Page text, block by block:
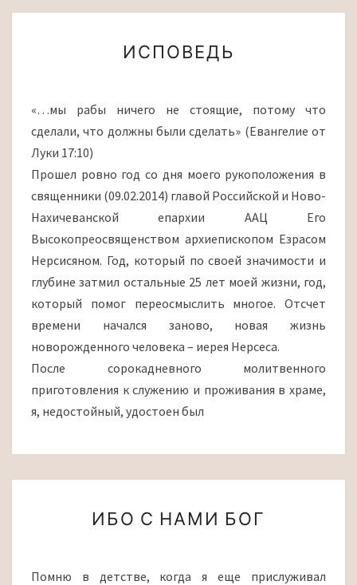
ИСПОВЕДЬ
«…мы рабы ничего не стоящие, потому что
сделали, что должны были сделать» (Евангелие от
Луки 17:10)
Прошел ровно год со дня моего рукоположения в
священники (09.02.2014) главой Российской и Ново-
Нахичеванской епархии ААЦ Его
Высокопреосвященством архиепископом Езрасом
Нерсисяном. Год, который по своей значимости и
глубине затмил остальные 25 лет моей жизни, год,
который помог переосмыслить многое. Отсчет
времени начался заново, новая жизнь
новорожденного человека – иерея Нерсеса.
После сорокадневного молитвенного
приготовления к служению и проживания в храме,
я, недостойный, удостоен был
С
ИБО С НАМИ БОГ
Помню в детстве, когда я еще прислуживал